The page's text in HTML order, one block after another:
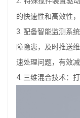
的快速性和高效性
3. 配备智能监测系
障隐患，及时推送
速处理问题，有效
4. 三维混合技术：